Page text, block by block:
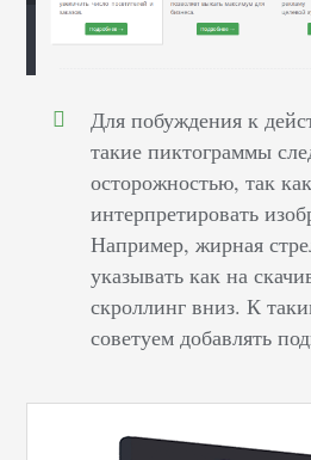
Для побуждения к
такие пиктограммы
осторожностью, так
интерпретировать
Например, жирная
указывать как на
скроллинг вниз. К
советуем добавлять